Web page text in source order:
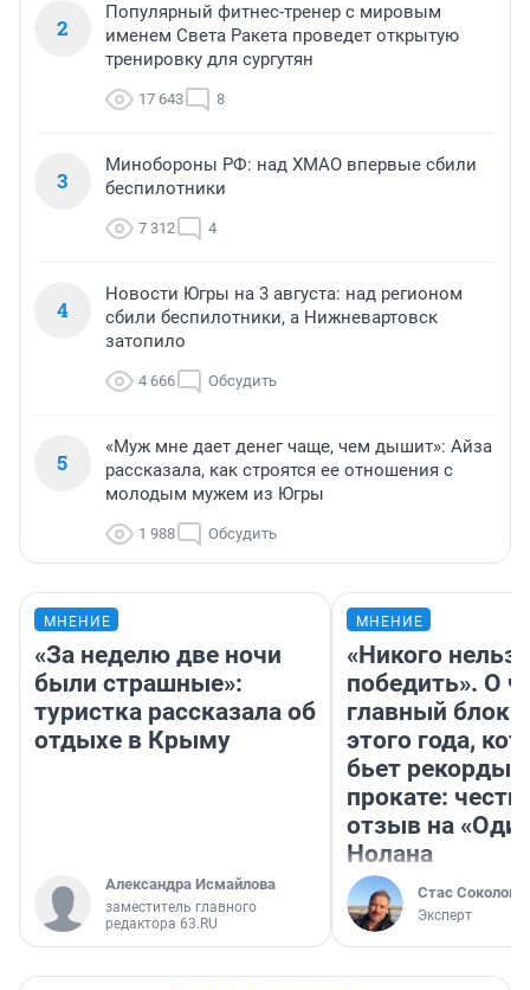
2
Популярный фитнес-тренер с мировым
именем Света Ракета проведет открытую
тренировку для сургутян
17 643 8
3
Минобороны РФ: над ХМАО впервые сбили
беспилотники
7 312 4
4
Новости Югры на 3 августа: над регионом
сбили беспилотники, а Нижневартовск
затопило
4 666 Обсудить
5
«Муж мне дает денег чаще, чем дышит»: Айза
рассказала, как строятся ее отношения с
молодым мужем из Югры
1 988 Обсудить
МНЕНИЕ
«За неделю две ночи
были страшные»:
туристка рассказала об
отдыхе в Крыму
Александра Исмайлова
заместитель главного
редактора 63.RU
МНЕНИЕ
«Никого нельзя
победить». О
главный
этого года,
бьет рекорды в
прокате:
отзыв на
Нолана
Стас Соколов
Эксперт